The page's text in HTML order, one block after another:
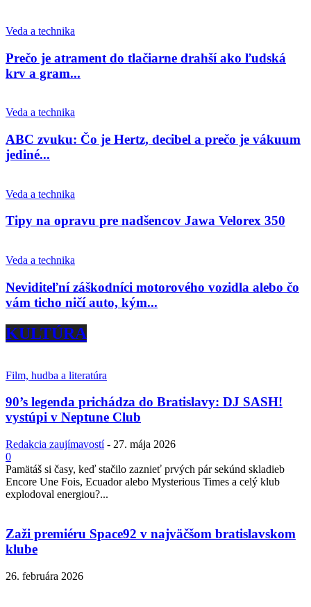
Veda a technika
Prečo je atrament do tlačiarne drahší ako ľudská
krv a gram...
Veda a technika
ABC zvuku: Čo je Hertz, decibel a prečo je vákuum
jediné...
Veda a technika
Tipy na opravu pre nadšencov Jawa Velorex 350
Veda a technika
Neviditeľní záškodníci motorového vozidla alebo čo
vám ticho ničí auto, kým...
KULTÚRA
Film, hudba a literatúra
90’s legenda prichádza do Bratislavy: DJ SASH!
vystúpi v Neptune Club
Redakcia zaujímavostí - 27. mája 2026
0
Pamätáš si časy, keď stačilo zaznieť prvých pár sekúnd skladieb
Encore Une Fois, Ecuador alebo Mysterious Times a celý klub
explodoval energiou?...
Zaži premiéru Space92 v najväčšom bratislavskom
klube
26. februára 2026